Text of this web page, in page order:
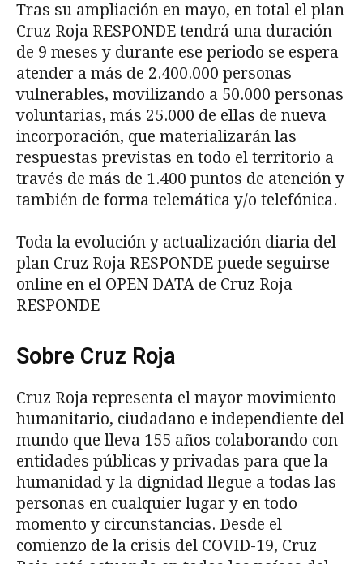
Tras su ampliación en mayo, en total el plan
Cruz Roja RESPONDE tendrá una duración
de 9 meses y durante ese periodo se espera
atender a más de 2.400.000 personas
vulnerables, movilizando a 50.000 personas
voluntarias, más 25.000 de ellas de nueva
incorporación, que materializarán las
respuestas previstas en todo el territorio a
través de más de 1.400 puntos de atención y
también de forma telemática y/o telefónica.
Toda la evolución y actualización diaria del
plan Cruz Roja RESPONDE puede seguirse
online en el OPEN DATA de Cruz Roja
RESPONDE
Sobre Cruz Roja
Cruz Roja representa el mayor movimiento
humanitario, ciudadano e independiente del
mundo que lleva 155 años colaborando con
entidades públicas y privadas para que la
humanidad y la dignidad llegue a todas las
personas en cualquier lugar y en todo
momento y circunstancias. Desde el
comienzo de la crisis del COVID-19, Cruz